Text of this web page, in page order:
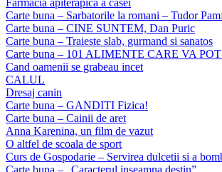
Farmacia apiterapica a casei
Carte buna – Sarbatorile la romani – Tudor
Carte buna – CINE SUNTEM, Dan Puric
Carte buna – Traieste slab, gurmand si sanatos
Carte buna – 101 ALIMENTE CARE VA
Cand oamenii se grabeau incet
CALUL
Dresaj canin
Carte buna – GANDITI Fizica!
Carte buna – Cainii de aret
Anna Karenina, un film de vazut
O altfel de scoala de sport
Curs de Gospodarie – Servirea dulcetii si a
Carte buna – „Caracterul inseamna destin”